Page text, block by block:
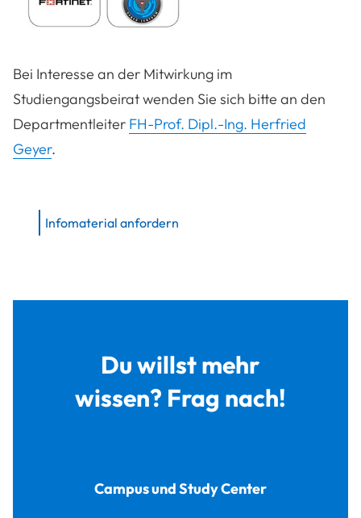
Bei Interesse an der Mitwirkung im
Studiengangsbeirat wenden Sie sich bitte an den
Departmentleiter FH-Prof. Dipl.-Ing. Herfried
Geyer.
Infomaterial anfordern
Du willst mehr
wissen? Frag nach!
Campus und Study Center